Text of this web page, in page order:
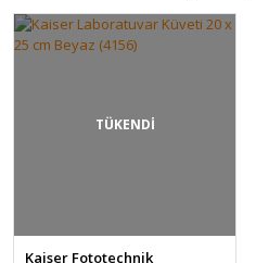
TÜKENDİ
Kaiser Fototechnik